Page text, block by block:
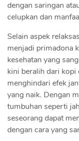
dengan saringan
celupkan dan
Selain aspek
menjadi primadona
kesehatan yang
kini beralih dari
menghindari efek
yang naik. Dengan
tumbuhan seperti
seseorang dapat
dengan cara yang